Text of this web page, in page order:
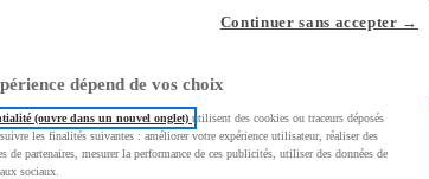
dépend de vos choix
(ouvre dans un nouvel onglet) utilisent des cookies ou traceurs déposés
les finalités suivantes : améliorer votre expérience utilisateur, réaliser des
partenaires, mesurer la performance de ces publicités, utiliser des données de
sociaux.
Continuer sans accepter →